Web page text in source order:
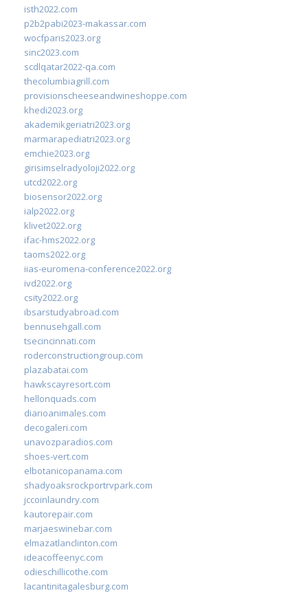
isth2022.com
p2b2pabi2023-makassar.com
wocfparis2023.org
sinc2023.com
scdlqatar2022-qa.com
thecolumbiagrill.com
provisionscheeseandwineshoppe.com
khedi2023.org
akademikgeriatri2023.org
marmarapediatri2023.org
emchie2023.org
girisimselradyoloji2022.org
utcd2022.org
biosensor2022.org
ialp2022.org
klivet2022.org
ifac-hms2022.org
taoms2022.org
iias-euromena-conference2022.org
ivd2022.org
csity2022.org
ibsarstudyabroad.com
bennusehgall.com
tsecincinnati.com
roderconstructiongroup.com
plazabatai.com
hawkscayresort.com
hellonquads.com
diarioanimales.com
decogaleri.com
unavozparadios.com
shoes-vert.com
elbotanicopanama.com
shadyoaksrockportrvpark.com
jccoinlaundry.com
kautorepair.com
marjaeswinebar.com
elmazatlanclinton.com
ideacoffeenyc.com
odieschillicothe.com
lacantinitagalesburg.com